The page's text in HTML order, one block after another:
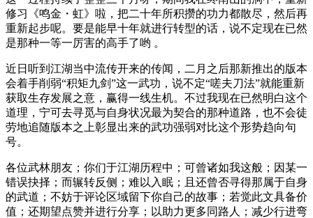
修习《鸣金・虹》啦，把二十年所积攒的功力都散尽，然后再
重新起步呢。要是能早十年就进行转型的话，说不定现在已然
是那种一等一厉害的高手了哟 。
近日听到江湖当中流传开来的传闻，二月之后那新推出的版本
会着手削弱“积矩九剑”这一武功，说不定“嗟夫刀法”就能重新
获取生存发展之意，赢得一线生机。不过我现在已然明白这个
道理，宁可去寻觅与自身状况最为契合的那种道路，也不会徒
劳地追随版本之上彰显出来的武功强弱对比这个形势趋向句
号。
各位武林朋友；你们于江湖历程中；可曾诸如我这般；因某一
错误抉择；而辗转反侧；难以入眠；且还曾否寻得那属于自身
的武道；不妨于评论区域留下你自己的故事；若觉此文具备价
值；还期望点赞并进行分享；以助力更多同路人；减少行进弯